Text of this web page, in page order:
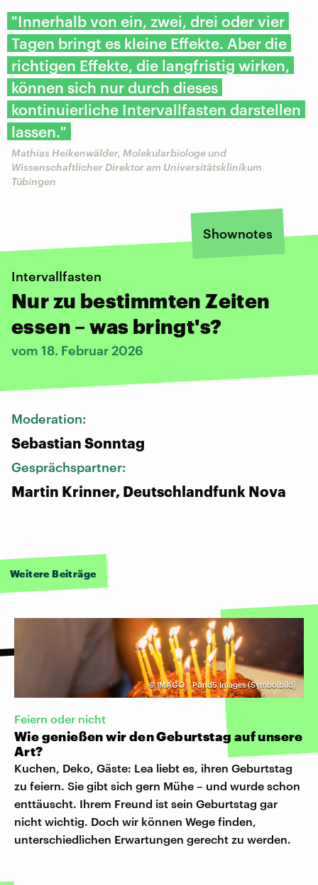
"Innerhalb von ein, zwei, drei oder vier
Tagen bringt es kleine Effekte. Aber die
richtigen Effekte, die langfristig wirken,
können sich nur durch dieses
kontinuierliche Intervallfasten darstellen
lassen."
Mathias Heikenwälder, Molekularbiologe und
Wissenschaftlicher Direktor am Universitätsklinikum
Tübingen
Shownotes
Intervallfasten
Nur zu bestimmten Zeiten
essen – was bringt's?
vom 18. Februar 2026
Moderation:
Sebastian Sonntag
Gesprächspartner:
Martin Krinner, Deutschlandfunk Nova
Weitere Beiträge
©IMAGO / Pond5 Images (Symbolbild)
Feiern oder nicht
Wie genießen wir den Geburtstag auf unsere
Art?
Kuchen, Deko, Gäste: Lea liebt es, ihren Geburtstag
zu feiern. Sie gibt sich gern Mühe – und wurde schon
enttäuscht. Ihrem Freund ist sein Geburtstag gar
nicht wichtig. Doch wir können Wege finden,
unterschiedlichen Erwartungen gerecht zu werden.